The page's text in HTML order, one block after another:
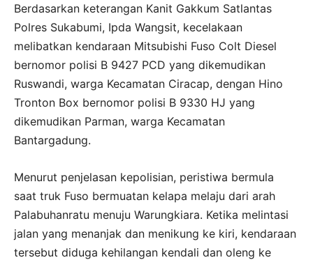
Berdasarkan keterangan Kanit Gakkum Satlantas
Polres Sukabumi, Ipda Wangsit, kecelakaan
melibatkan kendaraan Mitsubishi Fuso Colt Diesel
bernomor polisi B 9427 PCD yang dikemudikan
Ruswandi, warga Kecamatan Ciracap, dengan Hino
Tronton Box bernomor polisi B 9330 HJ yang
dikemudikan Parman, warga Kecamatan
Bantargadung.
Menurut penjelasan kepolisian, peristiwa bermula
saat truk Fuso bermuatan kelapa melaju dari arah
Palabuhanratu menuju Warungkiara. Ketika melintasi
jalan yang menanjak dan menikung ke kiri, kendaraan
tersebut diduga kehilangan kendali dan oleng ke